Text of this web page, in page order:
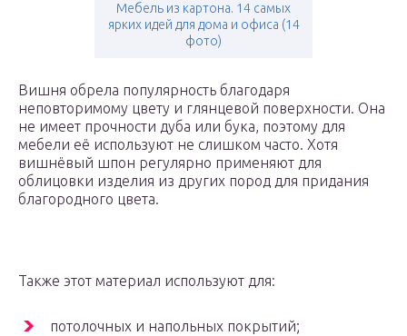
Мебель из картона. 14 самых
ярких идей для дома и офиса (14
фото)
Вишня обрела популярность благодаря
неповторимому цвету и глянцевой поверхности. Она
не имеет прочности дуба или бука, поэтому для
мебели её используют не слишком часто. Хотя
вишнёвый шпон регулярно применяют для
облицовки изделия из других пород для придания
благородного цвета.
Также этот материал используют для:
потолочных и напольных покрытий;